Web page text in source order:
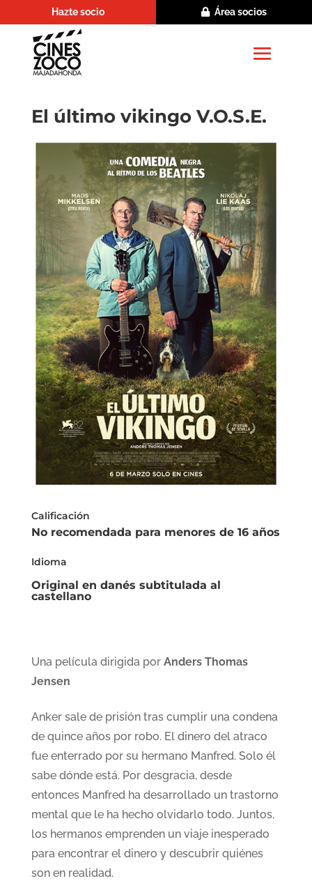
Hazte socio Área socios
El último vikingo V.O.S.E.
Calificación
No recomendada para menores de 16 años
Idioma
Original en danés subtitulada al
castellano
Una película dirigida por Anders Thomas
Jensen
Anker sale de prisión tras cumplir una condena
de quince años por robo. El dinero del atraco
fue enterrado por su hermano Manfred. Solo él
sabe dónde está. Por desgracia, desde
entonces Manfred ha desarrollado un trastorno
mental que le ha hecho olvidarlo todo. Juntos,
los hermanos emprenden un viaje inesperado
para encontrar el dinero y descubrir quiénes
son en realidad.